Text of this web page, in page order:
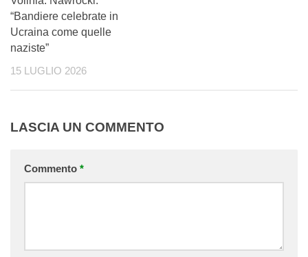
“Bandiere celebrate in
Ucraina come quelle
naziste”
15 LUGLIO 2026
LASCIA UN COMMENTO
Commento *